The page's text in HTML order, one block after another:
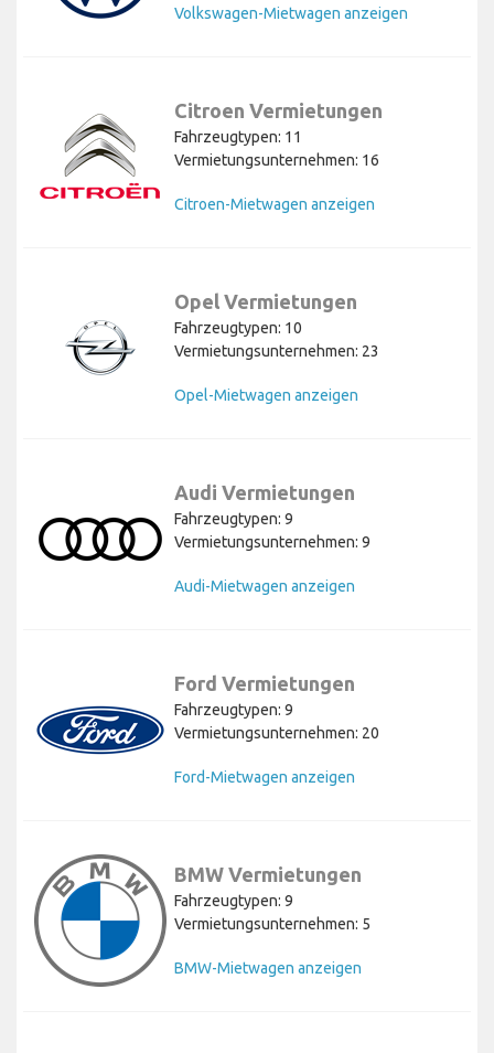
Volkswagen-Mietwagen anzeigen
Citroen Vermietungen
Fahrzeugtypen: 11
Vermietungsunternehmen: 16
Citroen-Mietwagen anzeigen
Opel Vermietungen
Fahrzeugtypen: 10
Vermietungsunternehmen: 23
Opel-Mietwagen anzeigen
Audi Vermietungen
Fahrzeugtypen: 9
Vermietungsunternehmen: 9
Audi-Mietwagen anzeigen
Ford Vermietungen
Fahrzeugtypen: 9
Vermietungsunternehmen: 20
Ford-Mietwagen anzeigen
BMW Vermietungen
Fahrzeugtypen: 9
Vermietungsunternehmen: 5
BMW-Mietwagen anzeigen